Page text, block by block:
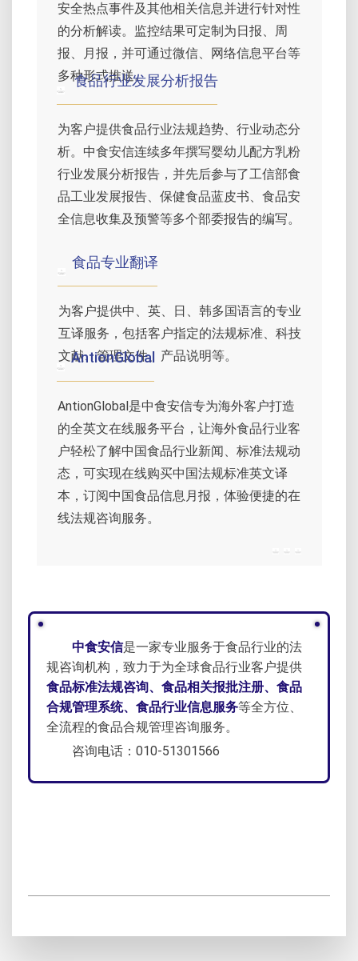
安全热点事件及其他相关信息并进行针对性
的分析解读。监控结果可定制为日报、周
报、月报，并可通过微信、网络信息平台等
多种形式推送。
食品行业发展分析报告
为客户提供食品行业法规趋势、行业动态分
析。中食安信连续多年撰写婴幼儿配方乳粉
行业发展分析报告，并先后参与了工信部食
品工业发展报告、保健食品蓝皮书、食品安
全信息收集及预警等多个部委报告的编写。
食品专业翻译
为客户提供中、英、日、韩多国语言的专业
互译服务，包括客户指定的法规标准、科技
文献、管理文件、产品说明等。
AntionGlobal
AntionGlobal是中食安信专为海外客户打造
的全英文在线服务平台，让海外食品行业客
户轻松了解中国食品行业新闻、标准法规动
态，可实现在线购买中国法规标准英文译
本，订阅中国食品信息月报，体验便捷的在
线法规咨询服务。
中食安信是一家专业服务于食品行业的法
规咨询机构，致力于为全球食品行业客户提供
食品标准法规咨询、食品相关报批注册、食品
合规管理系统、食品行业信息服务等全方位、
全流程的食品合规管理咨询服务。
咨询电话：010-51301566